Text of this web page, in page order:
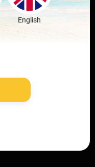
English